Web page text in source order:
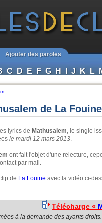
Ajouter des paroles
C D E F G H I J K L
de La Fouine
lyrics de Mathusalem, le single
le mardi 12 mars 2013.
ont fait l'objet d'une relecture,
par mail.
de La Fouine avec la vidéo ci-
Télécharge «
à la demande des ayants droits.